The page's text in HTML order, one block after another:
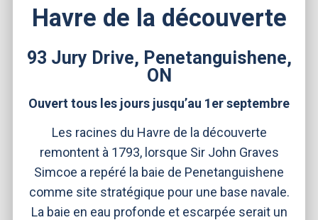
Havre de la découverte
93 Jury Drive, Penetanguishene,
ON
Ouvert tous les jours jusqu’au 1er septembre
Les racines du Havre de la découverte
remontent à 1793, lorsque Sir John Graves
Simcoe a repéré la baie de Penetanguishene
comme site stratégique pour une base navale.
La baie en eau profonde et escarpée serait un